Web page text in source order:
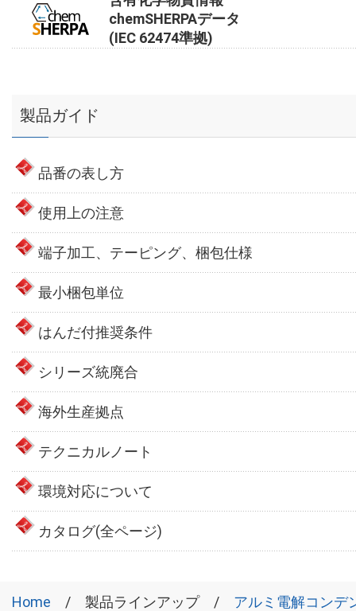
chemSHERPAデータ
(IEC 62474準拠)
製品ガイド
品番の表し方
使用上の注意
端子加工、テーピング、梱包仕様
最小梱包単位
はんだ付推奨条件
シリーズ統廃合
海外生産拠点
テクニカルノート
環境対応について
カタログ(全ページ)
Home 製品ラインアップ アルミ電解コンデ